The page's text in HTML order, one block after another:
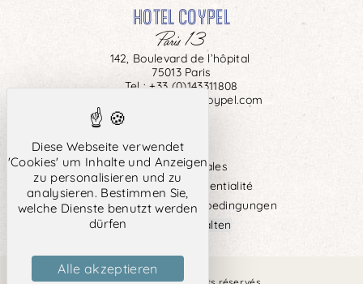
HOTEL COYPEL
Paris 13
142, Boulevard de l’hôpital
75013 Paris
Tel : +33 (0)143311808
reservation@hotelcoypel.com
Mentions légales
Politique de confidentialité
Allgemeine Geschäftsbedingungen
Cookies verwalten
Diese Webseite verwendet
'Cookies' um Inhalte und Anzeigen
zu personalisieren und zu
analysieren. Bestimmen Sie,
welche Dienste benutzt werden
dürfen
Alle akzeptieren